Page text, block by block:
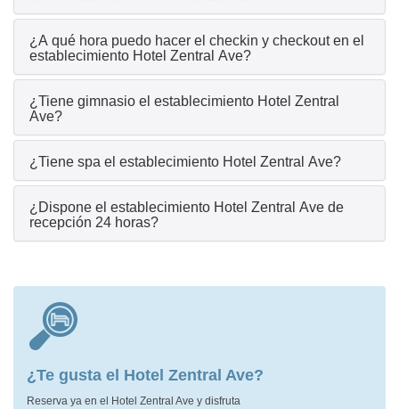
¿A qué hora puedo hacer el checkin y checkout en el
establecimiento Hotel Zentral Ave?
¿Tiene gimnasio el establecimiento Hotel Zentral
Ave?
¿Tiene spa el establecimiento Hotel Zentral Ave?
¿Dispone el establecimiento Hotel Zentral Ave de
recepción 24 horas?
¿Te gusta el Hotel Zentral Ave?
Reserva ya en el Hotel Zentral Ave y disfruta